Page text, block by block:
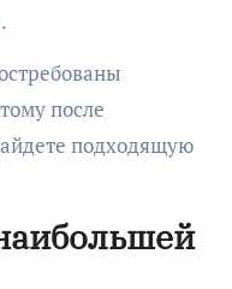
после
подходящую